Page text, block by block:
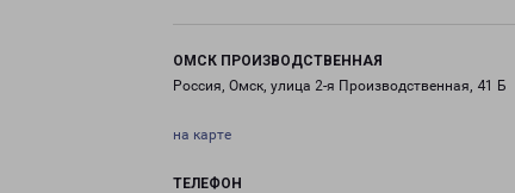
ОМСК ПРОИЗВОДСТВЕННАЯ
Россия, Омск, улица 2-я Производственная, 41 Б
на карте
ТЕЛЕФОН